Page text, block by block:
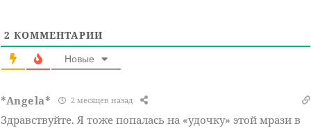
2 КОММЕНТАРИИ
Новые
*Angela* 2 месяцев назад
Здравствуйте. Я тоже попалась на «удочку» этой мрази в